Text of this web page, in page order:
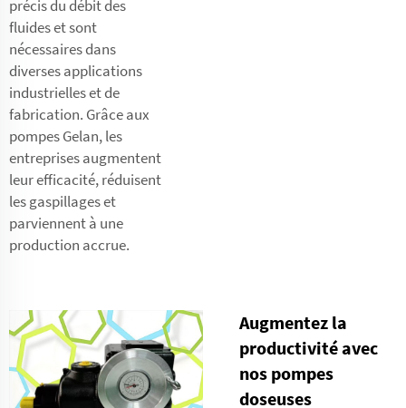
précis du débit des
fluides et sont
nécessaires dans
diverses applications
industrielles et de
fabrication. Grâce aux
pompes Gelan, les
entreprises augmentent
leur efficacité, réduisent
les gaspillages et
parviennent à une
production accrue.
Augmentez la
productivité avec
nos pompes
doseuses